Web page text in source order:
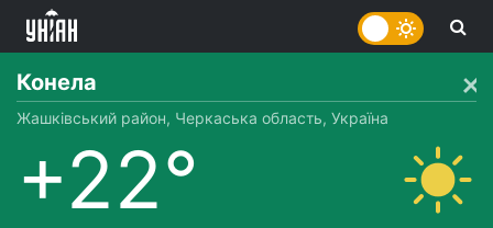
Конела
Жашківський район, Черкаська область, Україна
+22°